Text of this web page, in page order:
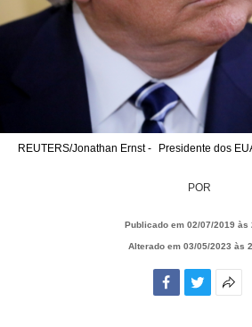
REUTERS/Jonathan Ernst - Presidente dos
POR
Publicado em 02/07/2019 às
Alterado em 03/05/2023 às